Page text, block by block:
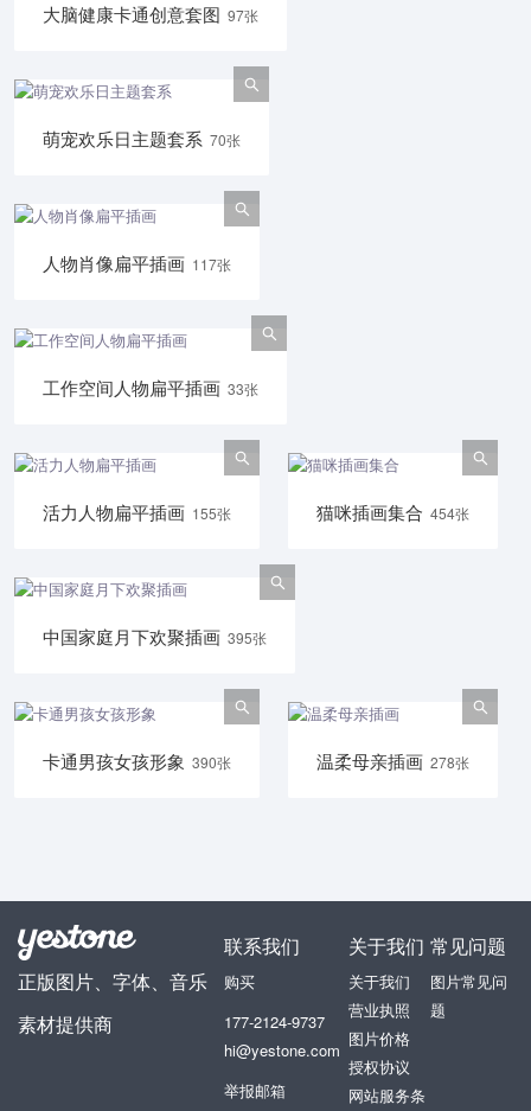
大脑健康卡通创意套图 97张
萌宠欢乐日主题套系 70张
人物肖像扁平插画 117张
工作空间人物扁平插画 33张
活力人物扁平插画 155张 猫咪插画集合 454张
中国家庭月下欢聚插画 395张
卡通男孩女孩形象 390张 温柔母亲插画 278张
正版图片、字体、音乐
素材提供商
联系我们
购买
177-2124-9737
hi@yestone.com
举报邮箱
关于我们
关于我们
营业执照
图片价格
授权协议
网站服务条
常见问题
图片常见问
题